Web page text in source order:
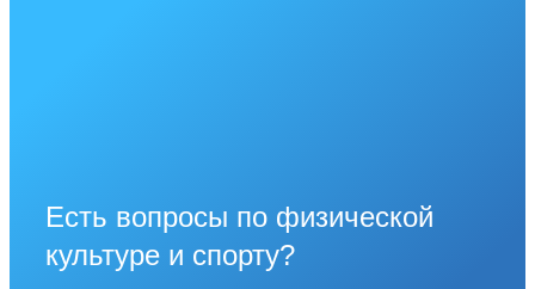
Есть вопросы по физической
культуре и спорту?